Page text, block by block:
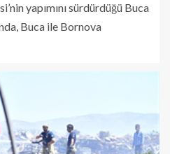
yapımını sürdürdüğü Buca
Buca ile Bornova